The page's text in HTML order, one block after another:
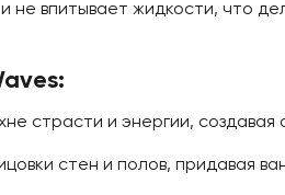
не впитывает жидкости, что
страсти и энергии,
стен и полов, придавая